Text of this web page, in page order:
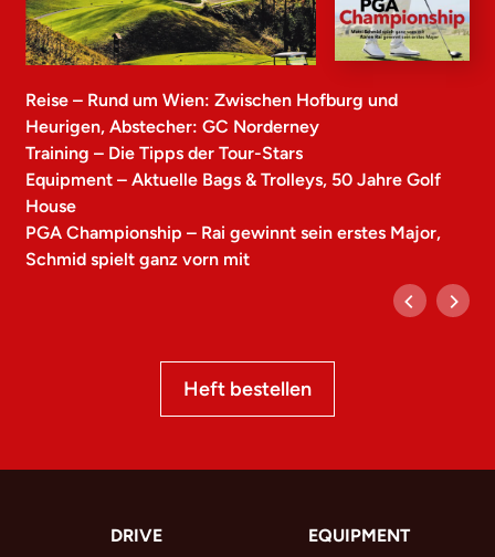
Reise – Rund um Wien: Zwischen Hofburg und
Heurigen, Abstecher: GC Norderney
Training – Die Tipps der Tour-Stars
Equipment – Aktuelle Bags & Trolleys, 50 Jahre Golf
House
PGA Championship – Rai gewinnt sein erstes Major,
Schmid spielt ganz vorn mit
Heft bestellen
DRIVE EQUIPMENT